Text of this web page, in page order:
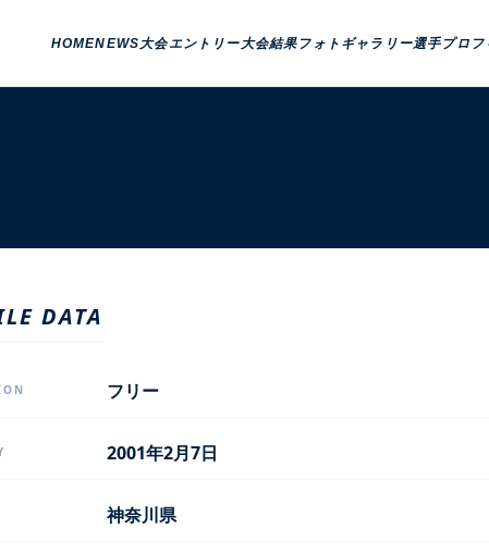
HOMENEWS 大会エントリー 大会結果 フォトギャラリー選手プロフ
DATA
フリー
2001年2月7日
神奈川県